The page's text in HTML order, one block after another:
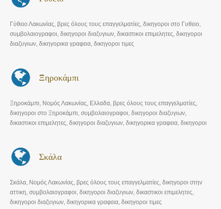
Γύθειο Λακωνίας, βρες όλους τους επαγγελματίες, δικηγοροι στo Γυθειο,
συμβολαιογραφοι, δικηγοροι διαζυγιων, δικαστικοι επιμελητες, δικηγοροι
διαζυγιων, δικηγορικα γραφεια, δικηγοροι τιμες
Ξηροκάμπι
Ξηροκάμπι, Νομός Λακωνίας, Ελλαδα, βρες όλους τους επαγγελματίες,
δικηγοροι στo Ξηροκάμπι, συμβολαιογραφοι, δικηγοροι διαζυγιων,
δικαστικοι επιμελητες, δικηγοροι διαζυγιων, δικηγορικα γραφεια, δικηγοροι
Σκάλα
Σκάλα, Νομός Λακωνίας, βρες όλους τους επαγγελματίες, δικηγοροι στην
αττικη, συμβολαιογραφοι, δικηγοροι διαζυγιων, δικαστικοι επιμελητες,
δικηγοροι διαζυγιων, δικηγορικα γραφεια, δικηγοροι τιμες